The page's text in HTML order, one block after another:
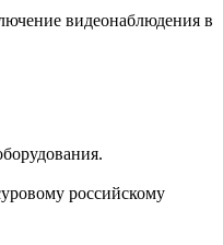
видеонаблюдения в
российскому